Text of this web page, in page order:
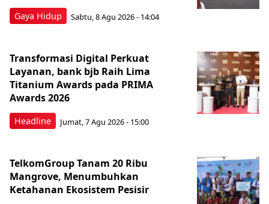
Gaya Hidup Sabtu, 8 Agu 2026 - 14:04
Headline
Transformasi Digital Perkuat
Layanan, bank bjb Raih Lima
Titanium Awards pada PRIMA
Awards 2026
Jumat, 7 Agu 2026 - 15:00
TelkomGroup Tanam 20 Ribu
Mangrove, Menumbuhkan
Ketahanan Ekosistem Pesisir